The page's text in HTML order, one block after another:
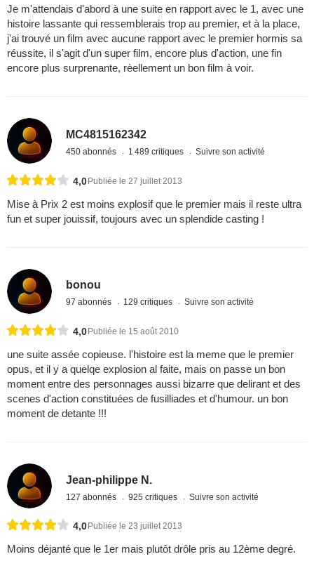
Je m'attendais d'abord à une suite en rapport avec le 1, avec une
histoire lassante qui ressemblerais trop au premier, et à la place,
j'ai trouvé un film avec aucune rapport avec le premier hormis sa
réussite, il s'agit d'un super film, encore plus d'action, une fin
encore plus surprenante, rèellement un bon film à voir.
MC4815162342
450 abonnés 1 489 critiques Suivre son activité
4,0Publiée le 27 juillet 2013
Mise à Prix 2 est moins explosif que le premier mais il reste ultra
fun et super jouissif, toujours avec un splendide casting !
bonou
97 abonnés 129 critiques Suivre son activité
4,0 Publiée le 15 août 2010
une suite assée copieuse. l'histoire est la meme que le premier
opus, et il y a quelqe explosion al faite, mais on passe un bon
moment entre des personnages aussi bizarre que delirant et des
scenes d'action constituées de fusilliades et d'humour. un bon
moment de detante !!!
Jean-philippe N.
127 abonnés 925 critiques Suivre son activité
4,0 Publiée le 23 juillet 2013
Moins déjanté que le 1er mais plutôt drôle pris au 12ème degré.